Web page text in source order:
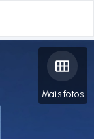
Mais fotos